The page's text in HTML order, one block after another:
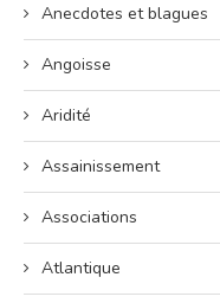
Anecdotes et blagues
Angoisse
Aridité
Assainissement
Associations
Atlantique